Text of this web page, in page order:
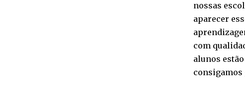
nossas
aparecer
com
alunos
consigamos